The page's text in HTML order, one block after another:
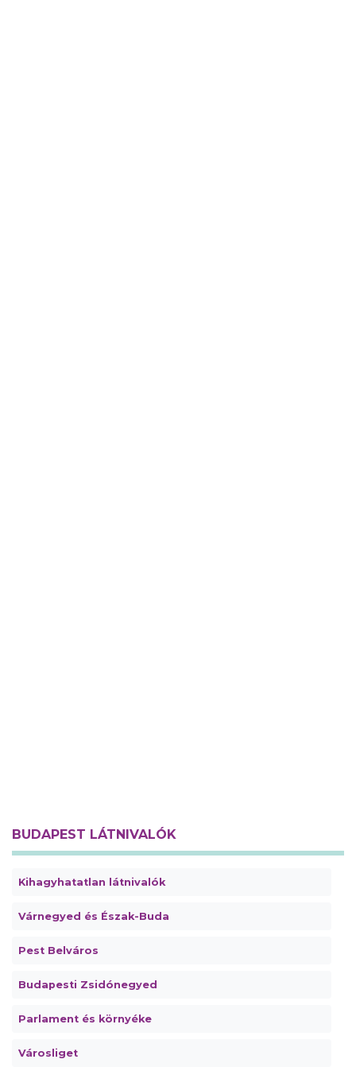
BUDAPEST LÁTNIVALÓK
Kihagyhatatlan látnivalók
Várnegyed és Észak-Buda
Pest Belváros
Budapesti Zsidónegyed
Parlament és környéke
Városliget